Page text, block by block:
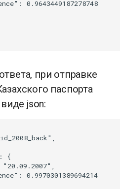
0.9643449187278748
при отправке
паспорта
json:
{
0.9970301389694214